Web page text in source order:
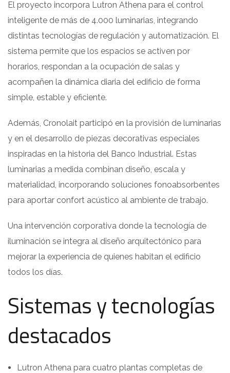
El proyecto incorpora Lutron Athena para el control
inteligente de más de 4.000 luminarias, integrando
distintas tecnologías de regulación y automatización. El
sistema permite que los espacios se activen por
horarios, respondan a la ocupación de salas y
acompañen la dinámica diaria del edificio de forma
simple, estable y eficiente.
Además, Cronolait participó en la provisión de luminarias
y en el desarrollo de piezas decorativas especiales
inspiradas en la historia del Banco Industrial. Estas
luminarias a medida combinan diseño, escala y
materialidad, incorporando soluciones fonoabsorbentes
para aportar confort acústico al ambiente de trabajo.
Una intervención corporativa donde la tecnología de
iluminación se integra al diseño arquitectónico para
mejorar la experiencia de quienes habitan el edificio
todos los días.
Sistemas y tecnologías
destacados
Lutron Athena para cuatro plantas completas de